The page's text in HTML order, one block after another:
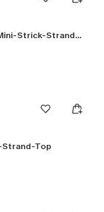
Schwarzes Langarm Rundhals Mini-Strick-Strandkleid
Strand-Top